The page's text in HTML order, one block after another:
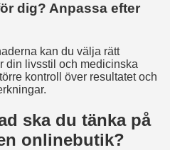
dig? Anpassa efter
kan du välja rätt
din livsstil och medicinska
kontroll över resultatet och
ska du tänka på
onlinebutik?